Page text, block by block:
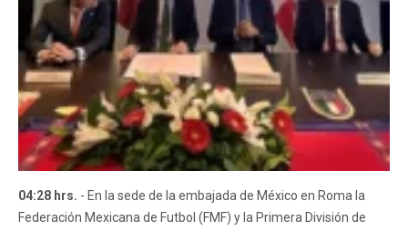
04:28 hrs. - En la sede de la embajada de México en Roma la
Federación Mexicana de Futbol (FMF) y la Primera División de